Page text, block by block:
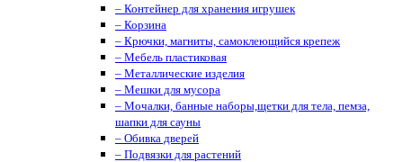
– Контейнер для хранения игрушек
– Корзина
– Крючки, магниты, cамоклеющийся крепеж
– Мебель пластиковая
– Металлические изделия
– Мешки для мусора
– Мочалки, банные наборы,щетки для тела, пемза,
шапки для сауны
– Обивка дверей
– Подвязки для растений